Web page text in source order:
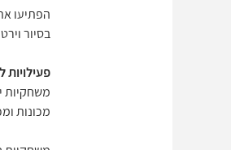
בסיור
פעילויות
משחקיות
מכונות